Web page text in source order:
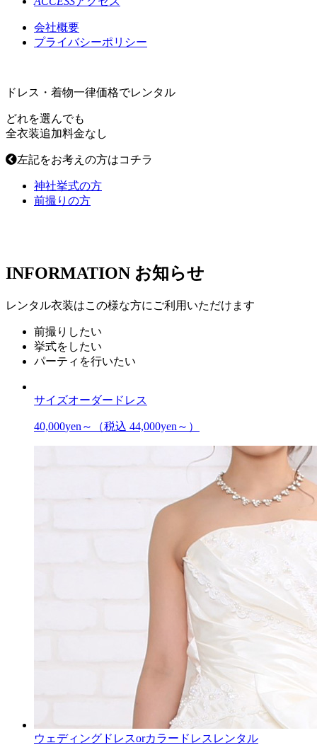
会社概要
プライバシーポリシー
ドレス・着物一律価格でレンタル
どれを選んでも
全衣装追加料金なし
左記をお考えの方はコチラ
神社挙式の方
前撮りの方
INFORMATION お知らせ
レンタル衣装はこの様な方にご利用いただけます
前撮りしたい
挙式をしたい
パーティを行いたい
サイズオーダードレス
40,000yen～ （税込 44,000yen～）
ウェディングドレスorカラードレスレンタル